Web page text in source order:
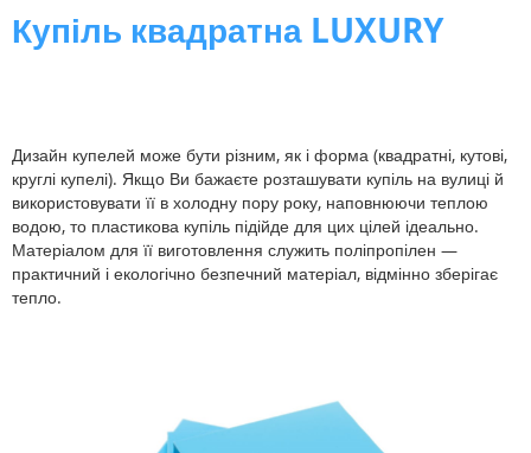
Купіль квадратна LUXURY
Дизайн купелей може бути різним, як і форма (квадратні, кутові,
круглі купелі). Якщо Ви бажаєте розташувати купіль на вулиці й
використовувати її в холодну пору року, наповнюючи теплою
водою, то пластикова купіль підійде для цих цілей ідеально.
Матеріалом для її виготовлення служить поліпропілен —
практичний і екологічно безпечний матеріал, відмінно зберігає
тепло.